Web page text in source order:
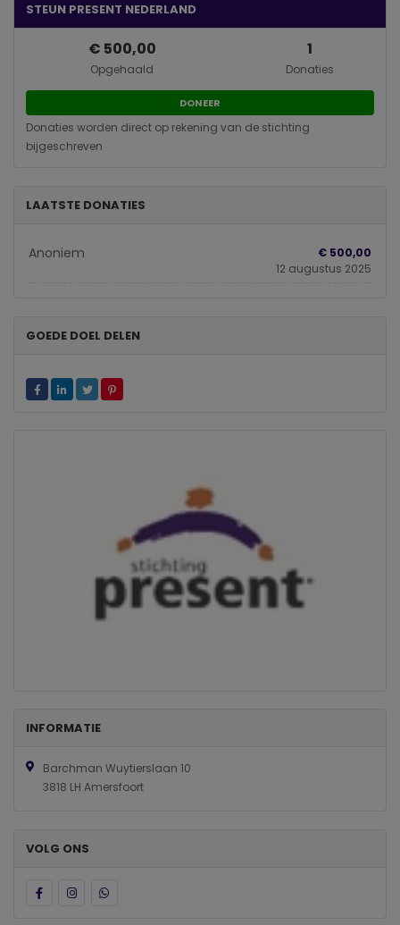
STEUN PRESENT NEDERLAND
€ 500,00
Opgehaald
1
Donaties
DONEER
Donaties worden direct op rekening van de stichting
bijgeschreven
LAATSTE DONATIES
Anoniem
€ 500,00
12 augustus 2025
GOEDE DOEL DELEN
INFORMATIE
Barchman Wuytierslaan 10
3818 LH Amersfoort
VOLG ONS